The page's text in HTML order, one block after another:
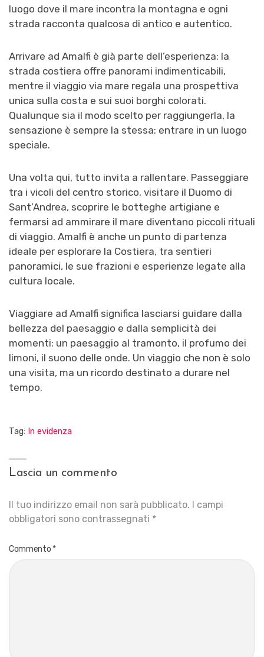
luogo dove il mare incontra la montagna e ogni
strada racconta qualcosa di antico e autentico.
Arrivare ad Amalfi è già parte dell’esperienza: la
strada costiera offre panorami indimenticabili,
mentre il viaggio via mare regala una prospettiva
unica sulla costa e sui suoi borghi colorati.
Qualunque sia il modo scelto per raggiungerla, la
sensazione è sempre la stessa: entrare in un luogo
speciale.
Una volta qui, tutto invita a rallentare. Passeggiare
tra i vicoli del centro storico, visitare il Duomo di
Sant’Andrea, scoprire le botteghe artigiane e
fermarsi ad ammirare il mare diventano piccoli rituali
di viaggio. Amalfi è anche un punto di partenza
ideale per esplorare la Costiera, tra sentieri
panoramici, le sue frazioni e esperienze legate alla
cultura locale.
Viaggiare ad Amalfi significa lasciarsi guidare dalla
bellezza del paesaggio e dalla semplicità dei
momenti: un paesaggio al tramonto, il profumo dei
limoni, il suono delle onde. Un viaggio che non è solo
una visita, ma un ricordo destinato a durare nel
tempo.
Tag: In evidenza
Lascia un commento
Il tuo indirizzo email non sarà pubblicato. I campi
obbligatori sono contrassegnati *
Commento *